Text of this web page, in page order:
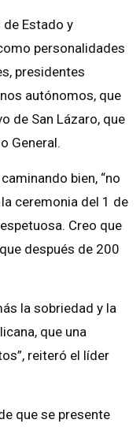
Estado y
personalidades
presidentes
autónomos, que
de San Lázaro, que
General.
bien, “no
ceremonia del 1 de
Creo que
después de 200
la sobriedad y la
que una
reiteró el líder
que se presente